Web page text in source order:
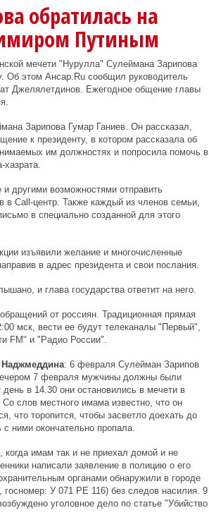
обратилась на
Путиным
мечети "Нурулла" Сулеймана Зарипова
Об этом Ансар.Ru сообщил руководитель
Джелялетдинов. Ежегодное общение главы
Зарипова Гумар Ганиев. Он рассказал,
к президенту, в котором рассказала об
им должностях и попросила помочь в
другими возможностями отправить
Call-центр. Также каждый из членов семьи,
в специально созданной для этого
изъявили желание и многочисленные
в адрес президента и свои послания.
и глава государства ответит на него.
от россиян. Традиционная прямая
мск, вести ее будут телеканалы "Первый",
FM" и "Радио России".
Наджмеддина: 6 февраля Сулейман Зарипов
7 февраля мужчины должны были
в 14.30 они остановились в мечети в
слов местного имама известно, что он
что торопится, чтобы засветло доехать до
ними окончательно пропала.
имам так и не приехал домой и не
написали заявление в полицию о его
органами обнаружили в городе
У 071 РЕ 116) без следов насилия. 9
уголовное дело по статье "Убийство